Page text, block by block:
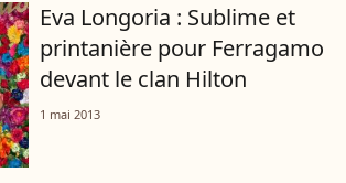
Eva Longoria : Sublime et
printanière pour Ferragamo
devant le clan Hilton
1 mai 2013